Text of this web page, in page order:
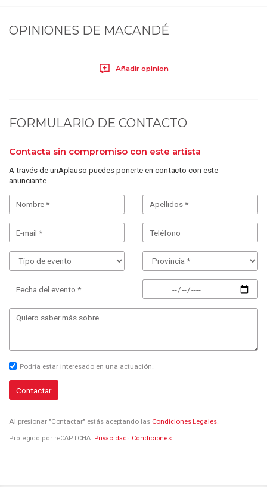
OPINIONES DE MACANDÉ
Añadir opinion
FORMULARIO DE CONTACTO
Contacta sin compromiso con este artista
A través de unAplauso puedes ponerte en contacto con este
anunciante.
Fecha del evento *
Podría estar interesado en una actuación.
Contactar
Al presionar "Contactar" estás aceptando las Condiciones Legales.
Protegido por reCAPTCHA: Privacidad · Condiciones